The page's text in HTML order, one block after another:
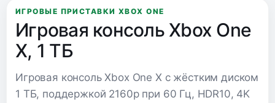
ИГРОВЫЕ ПРИСТАВКИ XBOX ONE
Игровая консоль Xbox One
X, 1 ТБ
Игровая консоль Xbox One X с жёстким диском
1 ТБ, поддержкой 2160p при 60 Гц, HDR10, 4K